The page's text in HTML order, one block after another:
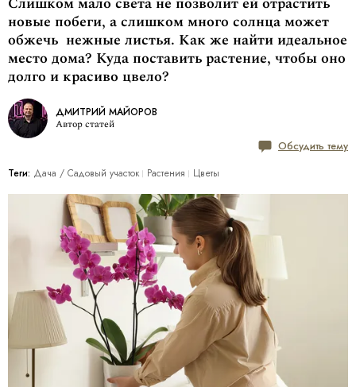
новые побеги, а слишком много солнца может
обжечь нежные листья. Как же найти идеальное
место дома? Куда поставить растение, чтобы оно
долго и красиво цвело?
ДМИТРИЙ МАЙОРОВ
Автор статей
Обсудить тему
Теги: Дача / Cадовый участок Растения Цветы